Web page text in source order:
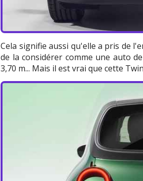
Cela signifie aussi qu'elle a pris de
de la considérer comme une auto
3,70 m... Mais il est vrai que cette